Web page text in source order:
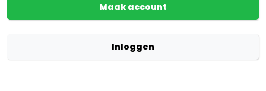
Maak account
Inloggen